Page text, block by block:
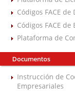
Códigos FACE
Códigos FACE de
Plataforma de
Documentos
Instrucción de
Empresariales